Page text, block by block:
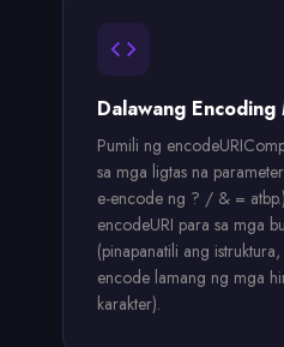
Dalawang Encoding
Pumili ng
sa mga ligtas na
e-encode ng ? / & =
encodeURI para sa mga
(pinapanatili ang
encode lamang ng mga
karakter).